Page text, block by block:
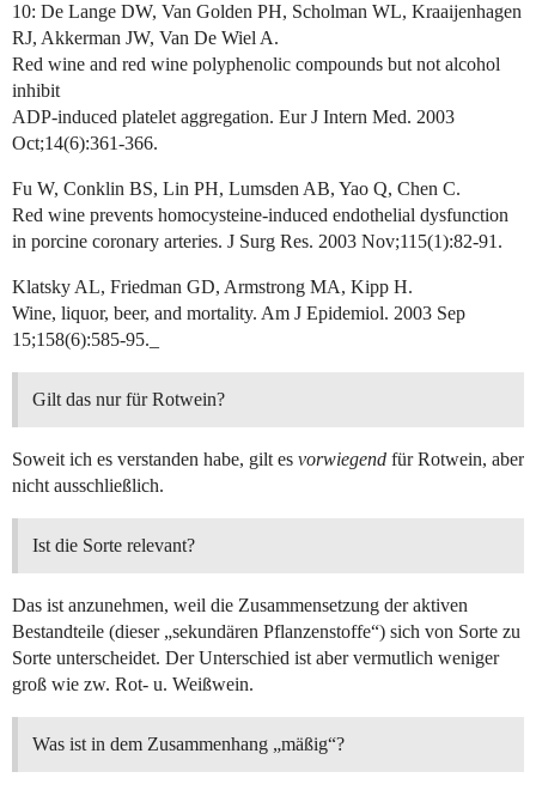
10: De Lange DW, Van Golden PH, Scholman WL, Kraaijenhagen
RJ, Akkerman JW, Van De Wiel A.
Red wine and red wine polyphenolic compounds but not alcohol
inhibit
ADP-induced platelet aggregation. Eur J Intern Med. 2003
Oct;14(6):361-366.
Fu W, Conklin BS, Lin PH, Lumsden AB, Yao Q, Chen C.
Red wine prevents homocysteine-induced endothelial dysfunction
in porcine coronary arteries. J Surg Res. 2003 Nov;115(1):82-91.
Klatsky AL, Friedman GD, Armstrong MA, Kipp H.
Wine, liquor, beer, and mortality. Am J Epidemiol. 2003 Sep
15;158(6):585-95._
Gilt das nur für Rotwein?
Soweit ich es verstanden habe, gilt es vorwiegend für Rotwein, aber
nicht ausschließlich.
Ist die Sorte relevant?
Das ist anzunehmen, weil die Zusammensetzung der aktiven
Bestandteile (dieser „sekundären Pflanzenstoffe“) sich von Sorte zu
Sorte unterscheidet. Der Unterschied ist aber vermutlich weniger
groß wie zw. Rot- u. Weißwein.
Was ist in dem Zusammenhang „mäßig“?